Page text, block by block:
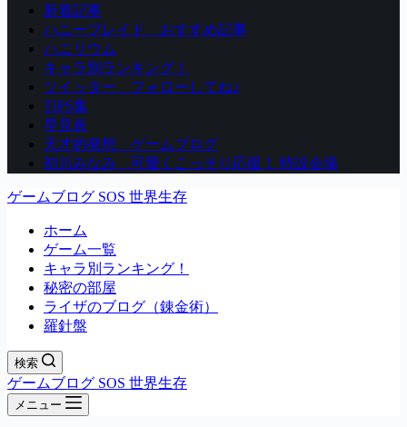
新着記事
ハニーブレイド おすすめ記事
ハニリウム
キャラ別ランキング！
ツイッター フォローしてね♪
TIPS集
早見表
天才的発想 ゲームブログ
初川みなみ 可愛くこっそり応援！ 特設会場
ゲームブログ SOS 世界生存
ホーム
ゲーム一覧
キャラ別ランキング！
秘密の部屋
ライザのブログ（錬金術）
羅針盤
検索
ゲームブログ SOS 世界生存
メニュー